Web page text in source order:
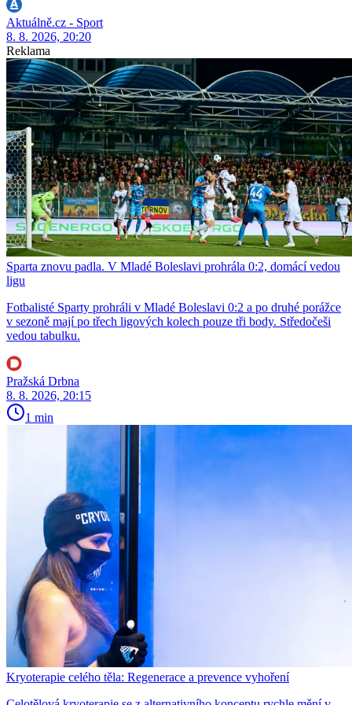
Aktuálně.cz - Sport
8. 8. 2026, 20:20
Reklama
Sparta znovu padla. V Mladé Boleslavi prohrála 0:2, domácí vedou
ligu
Fotbalisté Sparty prohráli v Mladé Boleslavi 0:2 a po druhé porážce
v sezoně mají po třech ligových kolech pouze tři body. Středočeši
vedou tabulku.
Pražská Drbna
8. 8. 2026, 20:15
1 min
Kryoterapie celého těla: Regenerace a prevence vyhoření